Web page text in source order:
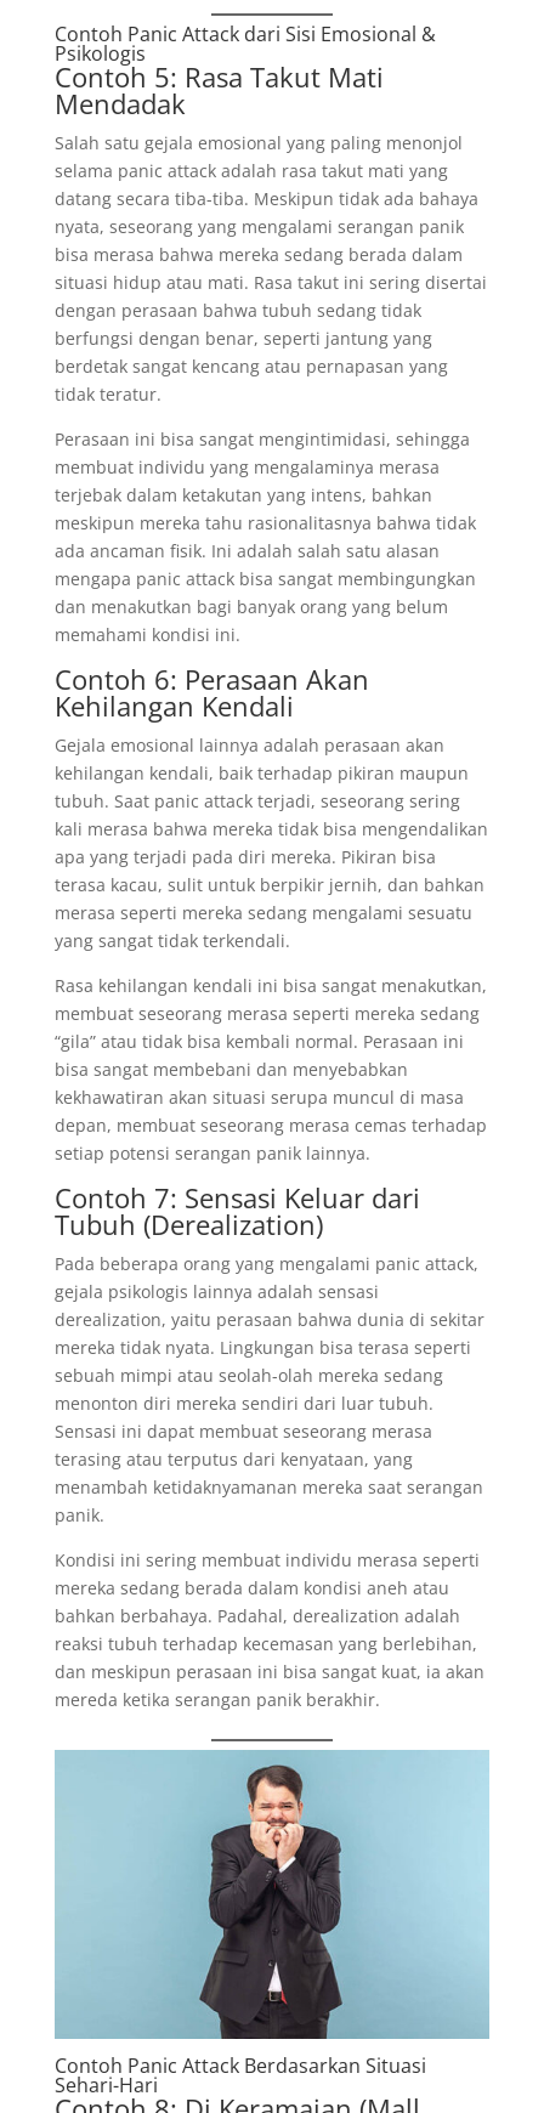
Contoh Panic Attack dari Sisi Emosional &
Psikologis
Contoh 5: Rasa Takut Mati
Mendadak
Salah satu gejala emosional yang paling menonjol
selama panic attack adalah rasa takut mati yang
datang secara tiba-tiba. Meskipun tidak ada bahaya
nyata, seseorang yang mengalami serangan panik
bisa merasa bahwa mereka sedang berada dalam
situasi hidup atau mati. Rasa takut ini sering disertai
dengan perasaan bahwa tubuh sedang tidak
berfungsi dengan benar, seperti jantung yang
berdetak sangat kencang atau pernapasan yang
tidak teratur.
Perasaan ini bisa sangat mengintimidasi, sehingga
membuat individu yang mengalaminya merasa
terjebak dalam ketakutan yang intens, bahkan
meskipun mereka tahu rasionalitasnya bahwa tidak
ada ancaman fisik. Ini adalah salah satu alasan
mengapa panic attack bisa sangat membingungkan
dan menakutkan bagi banyak orang yang belum
memahami kondisi ini.
Contoh 6: Perasaan Akan
Kehilangan Kendali
Gejala emosional lainnya adalah perasaan akan
kehilangan kendali, baik terhadap pikiran maupun
tubuh. Saat panic attack terjadi, seseorang sering
kali merasa bahwa mereka tidak bisa mengendalikan
apa yang terjadi pada diri mereka. Pikiran bisa
terasa kacau, sulit untuk berpikir jernih, dan bahkan
merasa seperti mereka sedang mengalami sesuatu
yang sangat tidak terkendali.
Rasa kehilangan kendali ini bisa sangat menakutkan,
membuat seseorang merasa seperti mereka sedang
“gila” atau tidak bisa kembali normal. Perasaan ini
bisa sangat membebani dan menyebabkan
kekhawatiran akan situasi serupa muncul di masa
depan, membuat seseorang merasa cemas terhadap
setiap potensi serangan panik lainnya.
Contoh 7: Sensasi Keluar dari
Tubuh (Derealization)
Pada beberapa orang yang mengalami panic attack,
gejala psikologis lainnya adalah sensasi
derealization, yaitu perasaan bahwa dunia di sekitar
mereka tidak nyata. Lingkungan bisa terasa seperti
sebuah mimpi atau seolah-olah mereka sedang
menonton diri mereka sendiri dari luar tubuh.
Sensasi ini dapat membuat seseorang merasa
terasing atau terputus dari kenyataan, yang
menambah ketidaknyamanan mereka saat serangan
panik.
Kondisi ini sering membuat individu merasa seperti
mereka sedang berada dalam kondisi aneh atau
bahkan berbahaya. Padahal, derealization adalah
reaksi tubuh terhadap kecemasan yang berlebihan,
dan meskipun perasaan ini bisa sangat kuat, ia akan
mereda ketika serangan panik berakhir.
Contoh Panic Attack Berdasarkan Situasi
Sehari-Hari